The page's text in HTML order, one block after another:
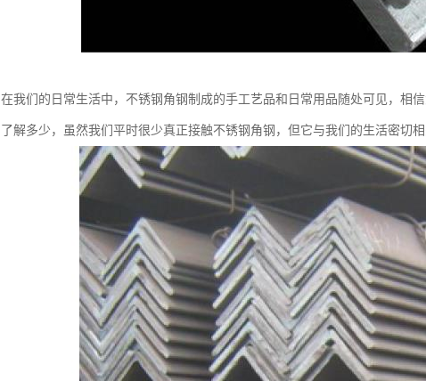
在我们的日常生活中，不锈钢角钢制成的手工艺品和日常用品随处可见，相
了解多少，虽然我们平时很少真正接触不锈钢角钢，但它与我们的生活密切